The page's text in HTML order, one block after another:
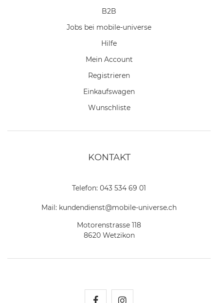
B2B
Jobs bei mobile-universe
Hilfe
Mein Account
Registrieren
Einkaufswagen
Wunschliste
KONTAKT
Telefon: 043 534 69 01
Mail: kundendienst@mobile-universe.ch
Motorenstrasse 118
8620 Wetzikon